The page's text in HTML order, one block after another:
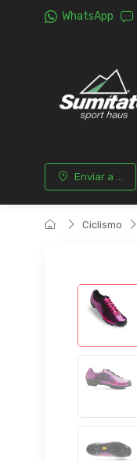
WhatsApp
Enviar a ...
Ciclismo